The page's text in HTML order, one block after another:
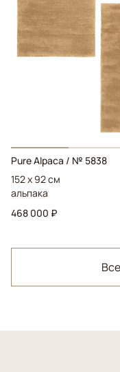
Pure Alpaca / № 5838
152 x 92 см
альпака
468 000 ₽